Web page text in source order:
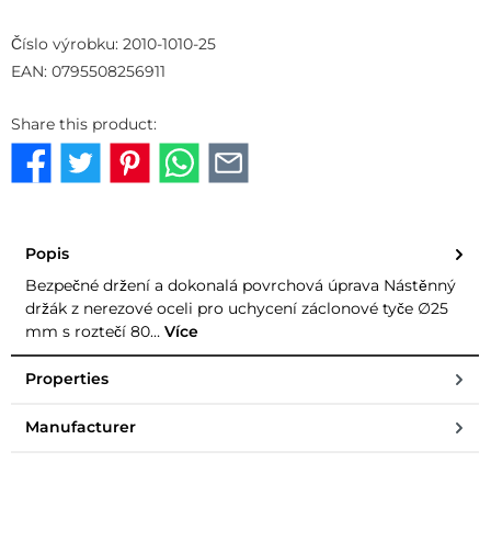
Číslo výrobku: 2010-1010-25
EAN: 0795508256911
Share this product:
Popis
Bezpečné držení a dokonalá povrchová úprava Nástěnný
držák z nerezové oceli pro uchycení záclonové tyče ∅25
mm s roztečí 80… Více
Properties
Manufacturer